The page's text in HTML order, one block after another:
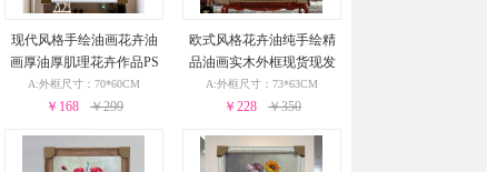
现代风格手绘油画花卉油
画厚油厚肌理花卉作品PS
环保外框现货现发24小时
之内发货
A:外框尺寸：70*60CM
￥168 ￥299
欧式风格花卉油纯手绘精
品油画实木外框现货现发
葡萄花瓶与酒杯24小时之
内发货
A:外框尺寸：73*63CM
￥228 ￥350